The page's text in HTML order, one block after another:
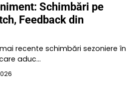
Schimbări pe
Feedback din
recente schimbări sezoniere în
aduc…